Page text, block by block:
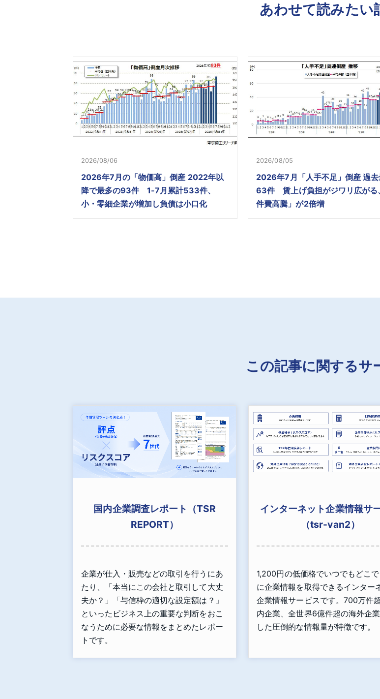
あわせて読みたい
2026/08/06
2026年7月の「物価高」倒産 2022年以
降で最多の93件 1-7月累計533件、
小・零細企業が増加し負債は小口化
2026/08/05
2026年7月「人手不足」倒産 過
63件 賃上げ負担がジワリ広がる
件費高騰」が2倍増
この記事に関するサ
国内企業調査レポート（TSR
REPORT）
企業が仕入・販売などの取引を行うにあ
たり、「本当にこの会社と取引して大丈
夫か？」「与信枠の適切な設定額は？」
といったビジネス上の重要な判断をおこ
なうために必要な情報をまとめたレポー
トです。
インターネット企業情報サ
（tsr-van2）
1,200円の低価格でいつでもどこ
に企業情報を取得できるインター
企業情報サービスです。700万件
内企業、全世界6億件超の海外企
した圧倒的な情報量が特徴です。